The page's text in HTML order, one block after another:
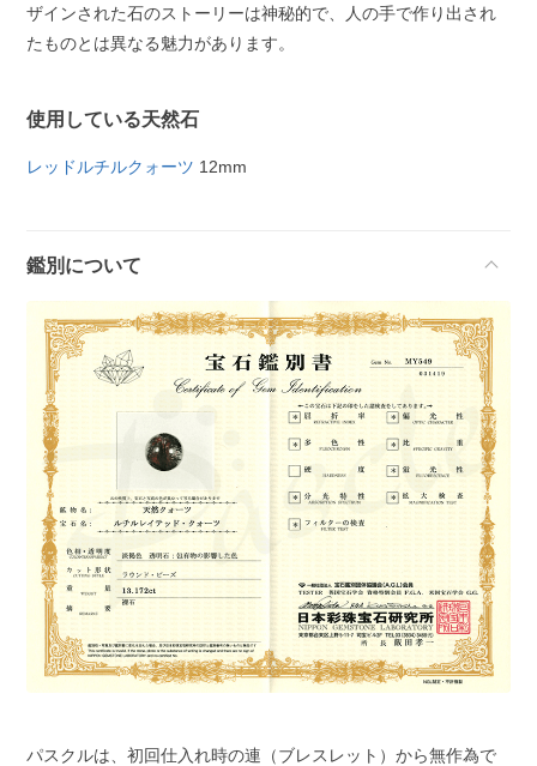
ザインされた石のストーリーは神秘的で、人の手で作り出され
たものとは異なる魅力があります。
使用している天然石
レッドルチルクォーツ 12mm
鑑別について
パスクルは、初回仕入れ時の連（ブレスレット）から無作為で